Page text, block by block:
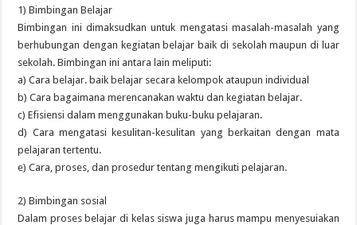
1) Bimbingan Belajar
Bimbingan ini dimaksudkan untuk mengatasi masalah-masalah yang
berhubungan dengan kegiatan belajar baik di sekolah maupun di luar
sekolah. Bimbingan ini antara lain meliputi:
a) Cara belajar. baik belajar secara kelompok ataupun individual
b) Cara bagaimana merencanakan waktu dan kegiatan belajar.
c) Efisiensi dalam menggunakan buku-buku pelajaran.
d) Cara mengatasi kesulitan-kesulitan yang berkaitan dengan mata
pelajaran tertentu.
e) Cara, proses, dan prosedur tentang mengikuti pelajaran.
2) Bimbingan sosial
Dalam proses belajar di kelas siswa juga harus mampu menyesuiakan